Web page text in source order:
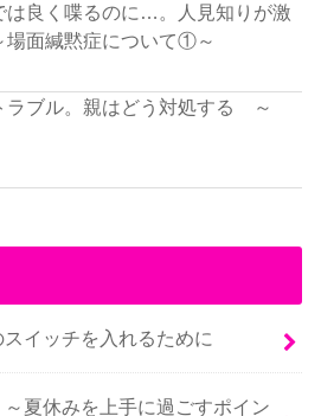
は良く喋るのに…。人見知りが激
面緘黙症について①～
ラブル。親はどう対処する ～
イッチを入れるために
夏休みを上手に過ごすポイン